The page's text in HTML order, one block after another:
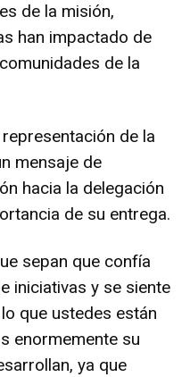
de la misión,
han impactado de
de la
de la
mensaje de
hacia la delegación
de su entrega.
sepan que confía
iniciativas y se siente
que ustedes están
enormemente su
ya que